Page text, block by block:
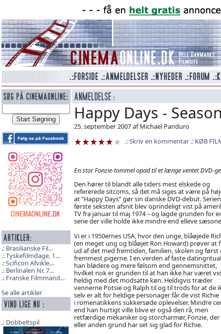
Brasilianske Fil...
Tyskefilmdage, 1...
Scificon Afvikle...
Berlinalen Nr. 7...
Franske Filmmand...
Se alle artikler
Dobbeltspil
Happy Days -
25. september 2007 af Michael Panduro
Skriv en kommentar
KØB
En stor Fonzie-tommel opad til et længe ventet DVD-
Den hører til blandt alle tiders mest elskede og
refererede sitcoms, så det må siges at være på
at ”Happy Days” gør sin danske DVD-debut.
første seksten afsnit blev oprindeligt vist på
TV fra januar til maj 1974 – og lagde grunden for
serie der ville holde ikke mindre end elleve
Vi er i 1950ernes USA, hvor den unge, blåøjede
(en meget ung og blåøjet Ron Howard) prøver at
ud af det med fremtiden, familien, skolen og først
fremmest pigerne. I en verden af faste
han blødere og mere følsom end gennemsnittet,
hvilket nok er grunden til at han ikke har været
heldig med det modsatte køn. Heldigvis træder
vennerne Potsie og Ralph til og til trods for at de
selv er alt for heldige personager får de vist
i romenatikkens sukkersøde oplevelser. Mindre
end han hurtigt ville blive er også den rå, men
retfærdige mekaniker og storcharmør, Fonzie, der
eller anden grund har set sig glad for Richie.